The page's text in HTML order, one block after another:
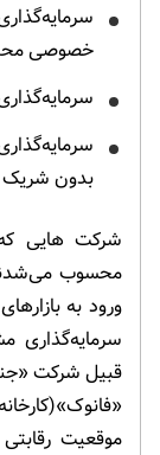
خصوصی
بدون
شرکت هایی
محسوب
ورود به
سرمایه‌گذاری
قبیل شرکت
موقعیت